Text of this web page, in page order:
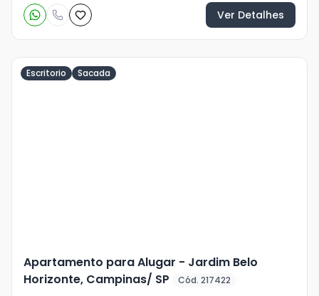
Ver Detalhes
Escritorio Sacada
Apartamento para Alugar - Jardim Belo
Horizonte, Campinas/ SP
Cód. 217422